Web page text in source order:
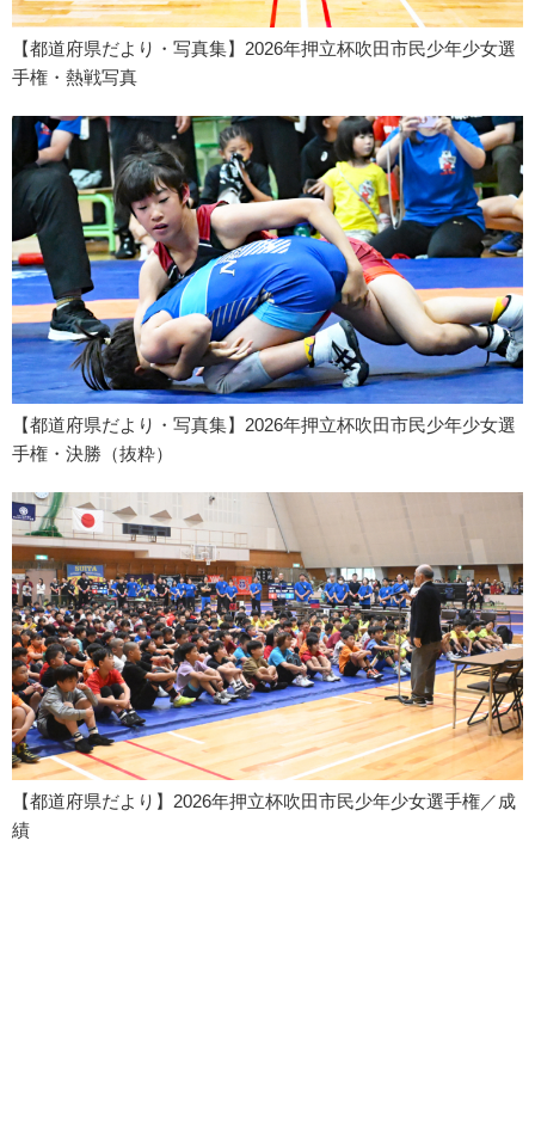
【都道府県だより・写真集】2026年押立杯吹田市民少年少女選
手権・熱戦写真
【都道府県だより・写真集】2026年押立杯吹田市民少年少女選
手権・決勝（抜粋）
【都道府県だより】2026年押立杯吹田市民少年少女選手権／成
績